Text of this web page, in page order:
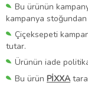
Bu ürünün
kampanya
Çiçeksepeti
tutar.
Ürünün iade
Bu ürün PİXXA